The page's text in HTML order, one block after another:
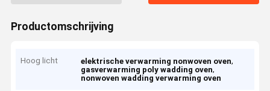
Productomschrijving
Hoog licht elektrische verwarming nonwoven oven,
gasverwarming poly wadding oven,
nonwoven wadding verwarming oven